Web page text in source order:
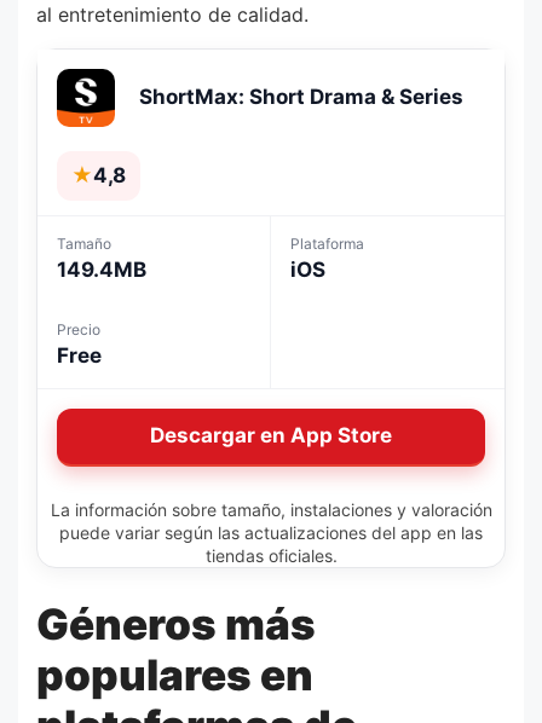
al entretenimiento de calidad.
ShortMax: Short Drama & Series
★4,8
Tamaño
149.4MB
Plataforma
iOS
Precio
Free
Descargar en App Store
La información sobre tamaño, instalaciones y valoración
puede variar según las actualizaciones del app en las
tiendas oficiales.
Géneros más
populares en